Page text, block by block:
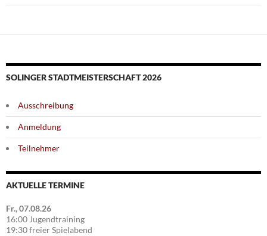
SOLINGER STADTMEISTERSCHAFT 2026
Ausschreibung
Anmeldung
Teilnehmer
AKTUELLE TERMINE
Fr., 07.08.26
16:00 Jugendtraining
19:30 freier Spielabend